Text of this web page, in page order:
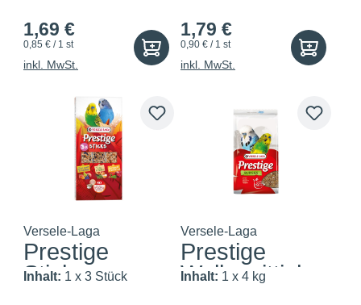
1,69 €
0,85 € / 1 st
inkl. MwSt.
1,79 €
0,90 € / 1 st
inkl. MwSt.
Versele-Laga
Prestige
Sticks
Inhalt: 1 x 3 Stück
Versele-Laga
Prestige
Wellensittiche
Inhalt: 1 x 4 kg